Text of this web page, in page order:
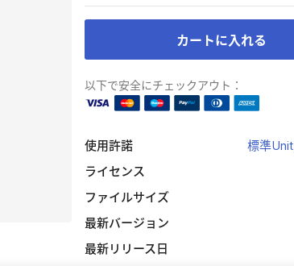
カートに入れる
以下で安全にチェックアウト：
使用許諾
標準
ライセンス
ファイルサイズ
最新バージョン
最新リリース日